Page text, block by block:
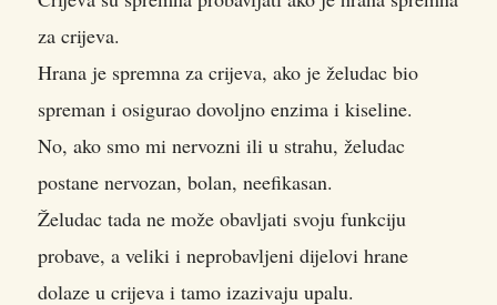
za crijeva.
Hrana je spremna za crijeva, ako je želudac bio
spreman i osigurao dovoljno enzima i kiseline.
No, ako smo mi nervozni ili u strahu, želudac
postane nervozan, bolan, neefikasan.
Želudac tada ne može obavljati svoju funkciju
probave, a veliki i neprobavljeni dijelovi hrane
dolaze u crijeva i tamo izazivaju upalu.